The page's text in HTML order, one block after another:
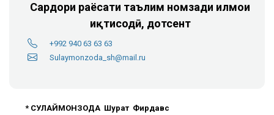
Сардори раёсати таълим номзади илмҳои
иқтисодӣ, дотсент
+992 940 63 63 63
Sulaymonzoda_sh@mail.ru
* СУЛАЙМОНЗОДА Шуҳрат Фирдавс